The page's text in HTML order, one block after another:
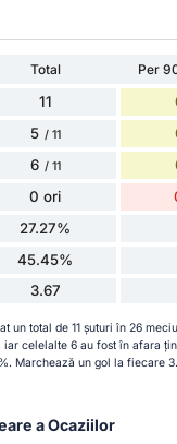
Total Per
11
5 / 11
6 / 11
0 ori
27.27%
45.45%
3.67
un total de 11 șuturi în 26
iar celelalte 6 au fost în afara
Marchează un gol la fiecare
a Ocaziilor